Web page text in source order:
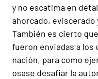
y no escatima en
ahorcado,
También es cierto que
fueron enviadas a los
nación, para como
osase desafiar la